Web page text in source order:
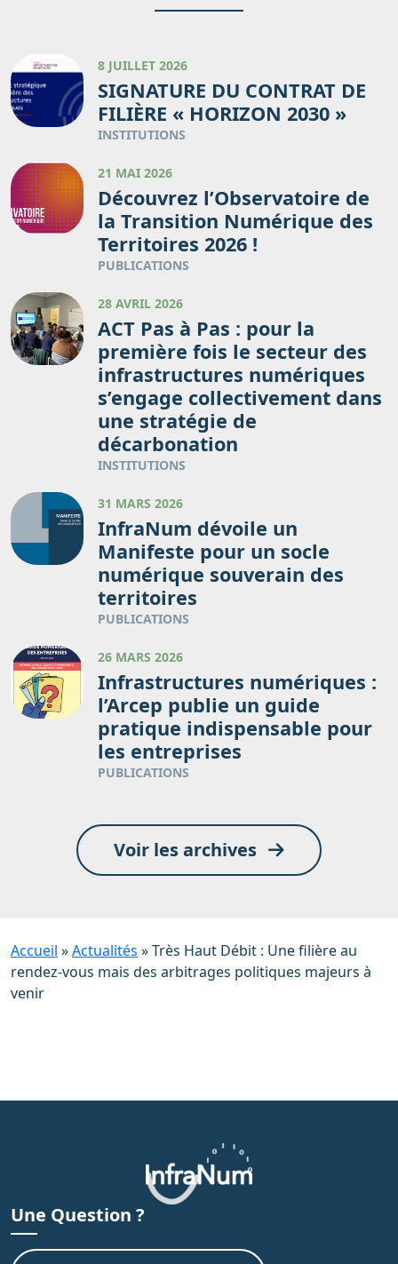
8 JUILLET 2026
SIGNATURE DU CONTRAT DE
FILIÈRE « HORIZON 2030 »
INSTITUTIONS
21 MAI 2026
Découvrez l’Observatoire de
la Transition Numérique des
Territoires 2026 !
PUBLICATIONS
28 AVRIL 2026
ACT Pas à Pas : pour la
première fois le secteur des
infrastructures numériques
s’engage collectivement dans
une stratégie de
décarbonation
INSTITUTIONS
31 MARS 2026
InfraNum dévoile un
Manifeste pour un socle
numérique souverain des
territoires
PUBLICATIONS
26 MARS 2026
Infrastructures numériques :
l’Arcep publie un guide
pratique indispensable pour
les entreprises
PUBLICATIONS
Voir les archives
Accueil »Actualités »Très Haut Débit : Une filière au
rendez-vous mais des arbitrages politiques majeurs à
venir
Une Question ?